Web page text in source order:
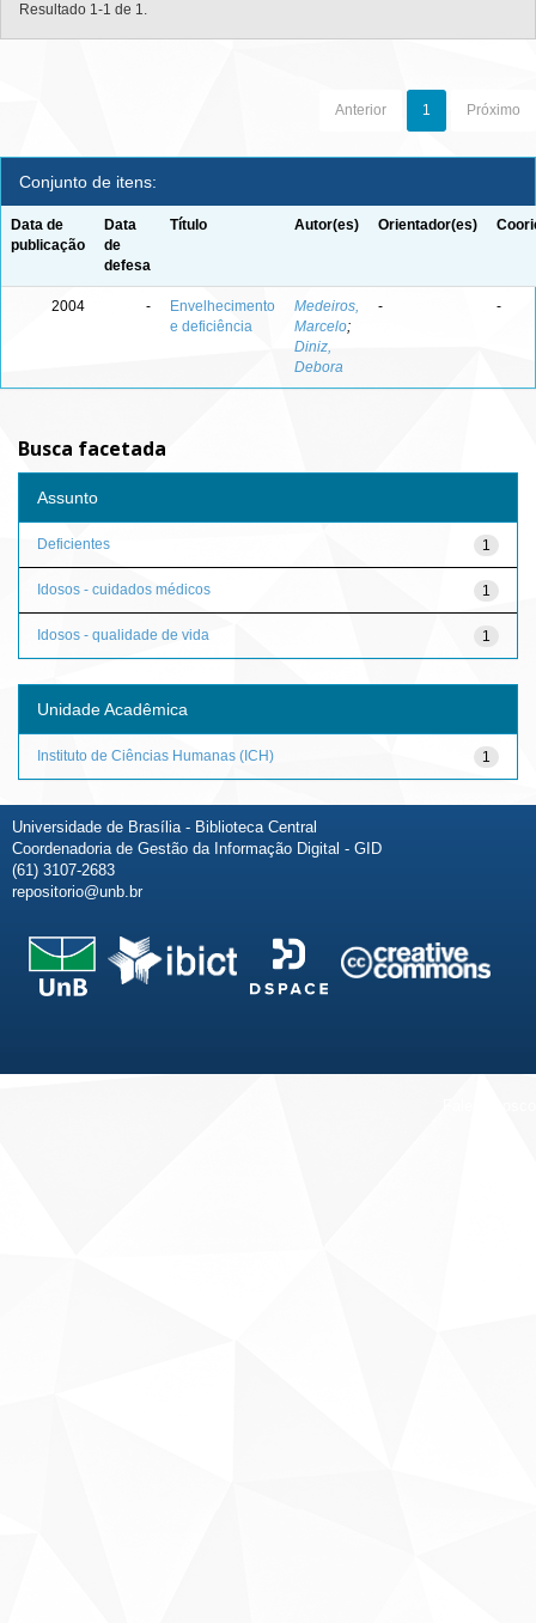
Resultado 1-1 de 1.
Anterior 1 Próximo
Conjunto de itens:
Data de
publicação
Data
de
defesa
Título Autor(es) Orientador(es)
2004 -
Envelhecimento
e deficiência
Medeiros,
Marcelo;
Diniz,
Debora
- -
Busca facetada
Assunto
1
Deficientes
1
Idosos - cuidados médicos
1
Idosos - qualidade de vida
Unidade Acadêmica
1
Instituto de Ciências Humanas (ICH)
Universidade de Brasília - Biblioteca Central
Coordenadoria de Gestão da Informação Digital - GID
(61) 3107-2683
repositorio@unb.br